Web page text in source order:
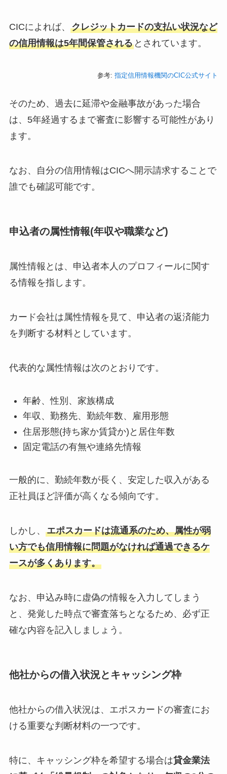
CICによれば、 クレジットカードの支払い状況など
の信用情報は5年間保管されるとされています。
参考:指定信用情報機関のCIC公式サイト
そのため、過去に延滞や金融事故があった場合
は、5年経過するまで審査に影響する可能性があり
ます。
なお、自分の信用情報はCICへ開示請求することで
誰でも確認可能です。
申込者の属性情報(年収や職業など)
属性情報とは、申込者本人のプロフィールに関す
る情報を指します。
カード会社は属性情報を見て、申込者の返済能力
を判断する材料としています。
代表的な属性情報は次のとおりです。
年齢、性別、家族構成
年収、勤務先、勤続年数、雇用形態
住居形態(持ち家か賃貸か)と居住年数
固定電話の有無や連絡先情報
一般的に、勤続年数が長く、安定した収入がある
正社員ほど評価が高くなる傾向です。
しかし、 エポスカードは流通系のため、属性が弱
い方でも信用情報に問題がなければ通過できるケ
ースが多くあります。
なお、申込み時に虚偽の情報を入力してしまう
と、発覚した時点で審査落ちとなるため、必ず正
確な内容を記入しましょう。
他社からの借入状況とキャッシング枠
他社からの借入状況は、エポスカードの審査にお
ける重要な判断材料の一つです。
特に、キャッシング枠を希望する場合は貸金業法